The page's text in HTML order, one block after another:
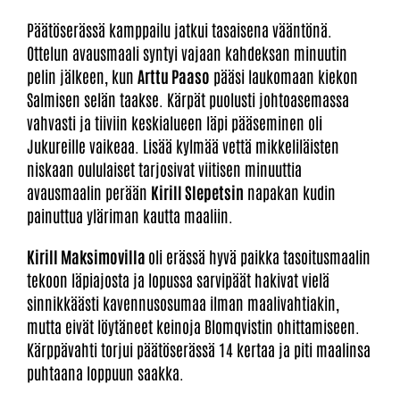
Päätöserässä kamppailu jatkui tasaisena vääntönä.
Ottelun avausmaali syntyi vajaan kahdeksan minuutin
pelin jälkeen, kun Arttu Paaso pääsi laukomaan kiekon
Salmisen selän taakse. Kärpät puolusti johtoasemassa
vahvasti ja tiiviin keskialueen läpi pääseminen oli
Jukureille vaikeaa. Lisää kylmää vettä mikkeliläisten
niskaan oululaiset tarjosivat viitisen minuuttia
avausmaalin perään Kirill Slepetsin napakan kudin
painuttua yläriman kautta maaliin.
Kirill Maksimovilla oli erässä hyvä paikka tasoitusmaalin
tekoon läpiajosta ja lopussa sarvipäät hakivat vielä
sinnikkäästi kavennusosumaa ilman maalivahtiakin,
mutta eivät löytäneet keinoja Blomqvistin ohittamiseen.
Kärppävahti torjui päätöserässä 14 kertaa ja piti maalinsa
puhtaana loppuun saakka.